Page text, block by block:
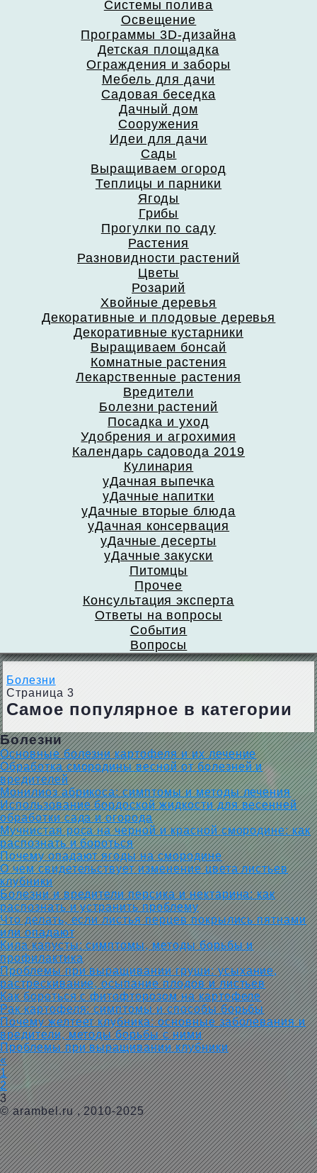
Системы полива
Освещение
Программы 3D-дизайна
Детская площадка
Ограждения и заборы
Мебель для дачи
Садовая беседка
Дачный дом
Сооружения
Идеи для дачи
Сады
Выращиваем огород
Теплицы и парники
Ягоды
Грибы
Прогулки по саду
Растения
Разновидности растений
Цветы
Розарий
Хвойные деревья
Декоративные и плодовые деревья
Декоративные кустарники
Выращиваем бонсай
Комнатные растения
Лекарственные растения
Вредители
Болезни растений
Посадка и уход
Удобрения и агрохимия
Календарь садовода 2019
Кулинария
уДачная выпечка
уДачные напитки
уДачные вторые блюда
уДачная консервация
уДачные десерты
уДачные закуски
Питомцы
Прочее
Консультация эксперта
Ответы на вопросы
События
Вопросы
Болезни
Страница 3
Самое популярное в категории
Болезни
Основные болезни картофеля и их лечение
Обработка смородины весной от болезней и
вредителей
Монилиоз абрикоса: симптомы и методы лечения
Использование бордоской жидкости для весенней
обработки сада и огорода
Мучнистая роса на черной и красной смородине: как
распознать и бороться
Почему опадают ягоды на смородине
О чем свидетельствует изменение цвета листьев
клубники
Болезни и вредители персика и нектарина: как
распознать и устранить проблему
Что делать, если листья перцев покрылись пятнами
или опадают
Кила капусты: симптомы, методы борьбы и
профилактика
Проблемы при выращивании груши: усыхание,
растрескивание, осыпание плодов и листьев
Как бороться с фитофторозом на картофеле
Рак картофеля: симптомы и способы борьбы
Почему желтеет клубника: основные заболевания и
вредители, методы борьбы с ними
Проблемы при выращивании клубники
«
1
2
3
© arambel.ru, 2010-2025